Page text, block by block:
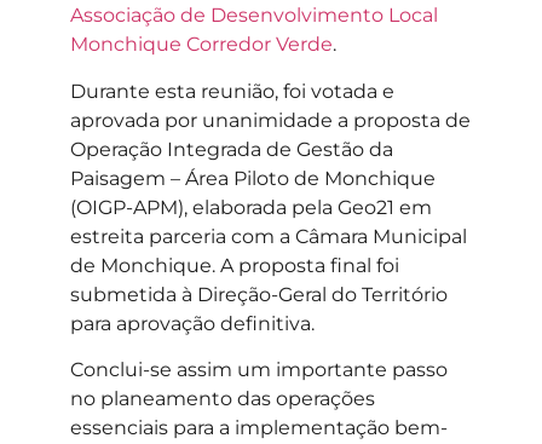
Associação de Desenvolvimento Local
Monchique Corredor Verde.
Durante esta reunião, foi votada e
aprovada por unanimidade a proposta de
Operação Integrada de Gestão da
Paisagem – Área Piloto de Monchique
(OIGP-APM), elaborada pela Geo21 em
estreita parceria com a Câmara Municipal
de Monchique. A proposta final foi
submetida à Direção-Geral do Território
para aprovação definitiva.
Conclui-se assim um importante passo
no planeamento das operações
essenciais para a implementação bem-